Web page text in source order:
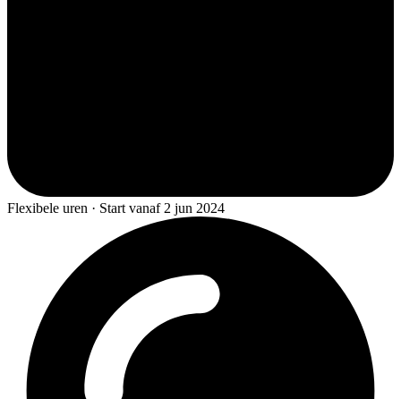
Flexibele uren · Start vanaf 2 jun 2024